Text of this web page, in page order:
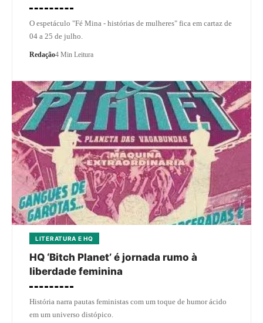
O espetáculo "Fé Mina - histórias de mulheres" fica em cartaz de
04 a 25 de julho.
Redação4 Min Leitura
LITERATURA E HQ
HQ ‘Bitch Planet’ é jornada rumo à
liberdade feminina
História narra pautas feministas com um toque de humor ácido
em um universo distópico.